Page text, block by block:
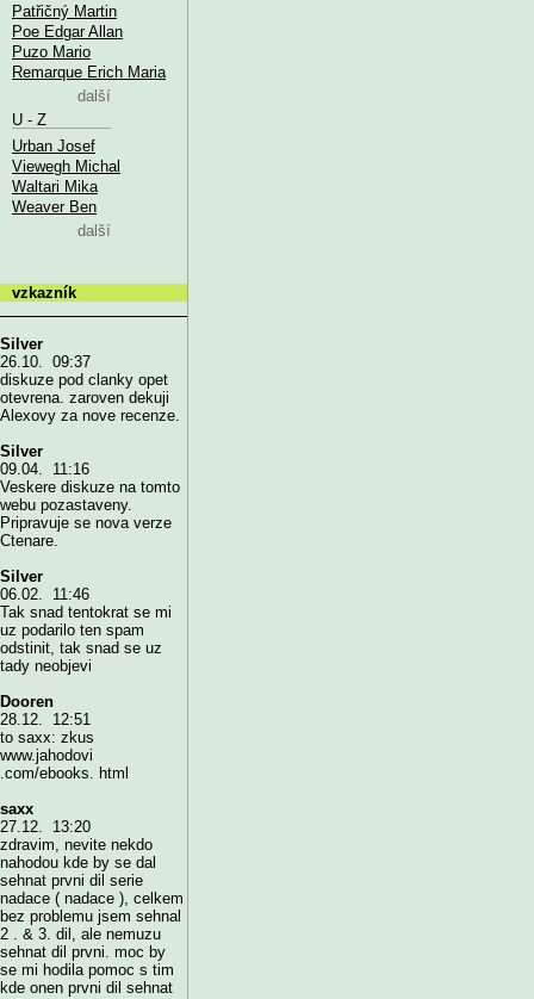
Patřičný Martin
Poe Edgar Allan
Puzo Mario
Remarque Erich Maria
další
U - Z
Urban Josef
Viewegh Michal
Waltari Mika
Weaver Ben
další
vzkazník
Silver
26.10. 09:37
diskuze pod clanky opet
otevrena. zaroven dekuji
Alexovy za nove recenze.
Silver
09.04. 11:16
Veskere diskuze na tomto
webu pozastaveny.
Pripravuje se nova verze
Ctenare.
Silver
06.02. 11:46
Tak snad tentokrat se mi
uz podarilo ten spam
odstinit, tak snad se uz
tady neobjevi
Dooren
28.12. 12:51
to saxx: zkus
www.jahodovi
.com/ebooks. html
saxx
27.12. 13:20
zdravim, nevite nekdo
nahodou kde by se dal
sehnat prvni dil serie
nadace ( nadace ), celkem
bez problemu jsem sehnal
2 . & 3. dil, ale nemuzu
sehnat dil prvni. moc by
se mi hodila pomoc s tim
kde onen prvni dil sehnat